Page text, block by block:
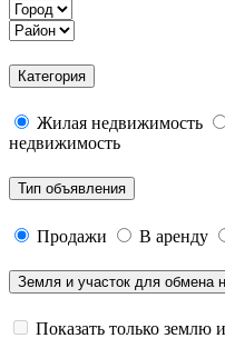
Категория
Жилая недвижимость
недвижимость
Тип объявления
Продажи В аренду
Земля и участок для обмена
Показать только землю